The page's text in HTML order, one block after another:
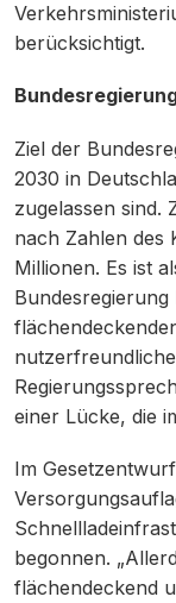
berücksichtigt.
Ziel der
2030 in
zugelassen sind.
nach Zahlen des
Millionen. Es ist
einer Lücke, die
Im
begonnen.
flächendeckend